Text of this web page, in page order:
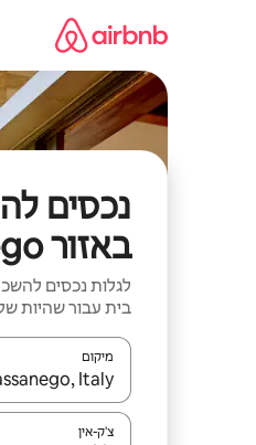
נכסים
באזור Cassanego
לגלות נכסים
בית עבור שהיות
מיקום
כאשר התוצאות
צ'ק-אין